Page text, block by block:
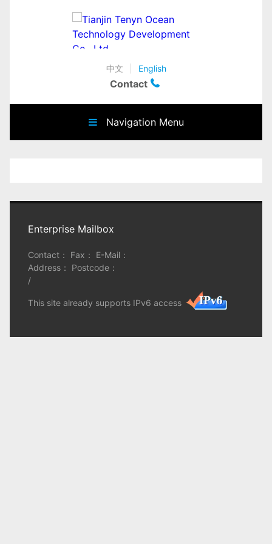
中文 English
Contact
Navigation Menu
Enterprise Mailbox
Contact： Fax： E-Mail：
Address： Postcode：
/
This site already supports IPv6 access